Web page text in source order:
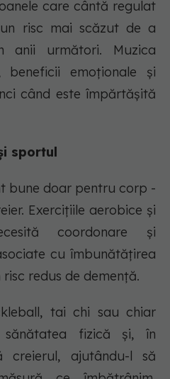
care cântă regulat
risc mai scăzut de a
anii următori. Muzica
beneficii emoționale și
când este împărtășită
sportul
bune doar pentru corp -
Exercițiile aerobice și
coordonare și
cu îmbunătățirea
redus de demență.
tai chi sau chiar
sănătatea fizică și, în
creierul, ajutându-l să